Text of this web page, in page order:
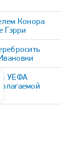
Конора
Гэрри
УЕФА